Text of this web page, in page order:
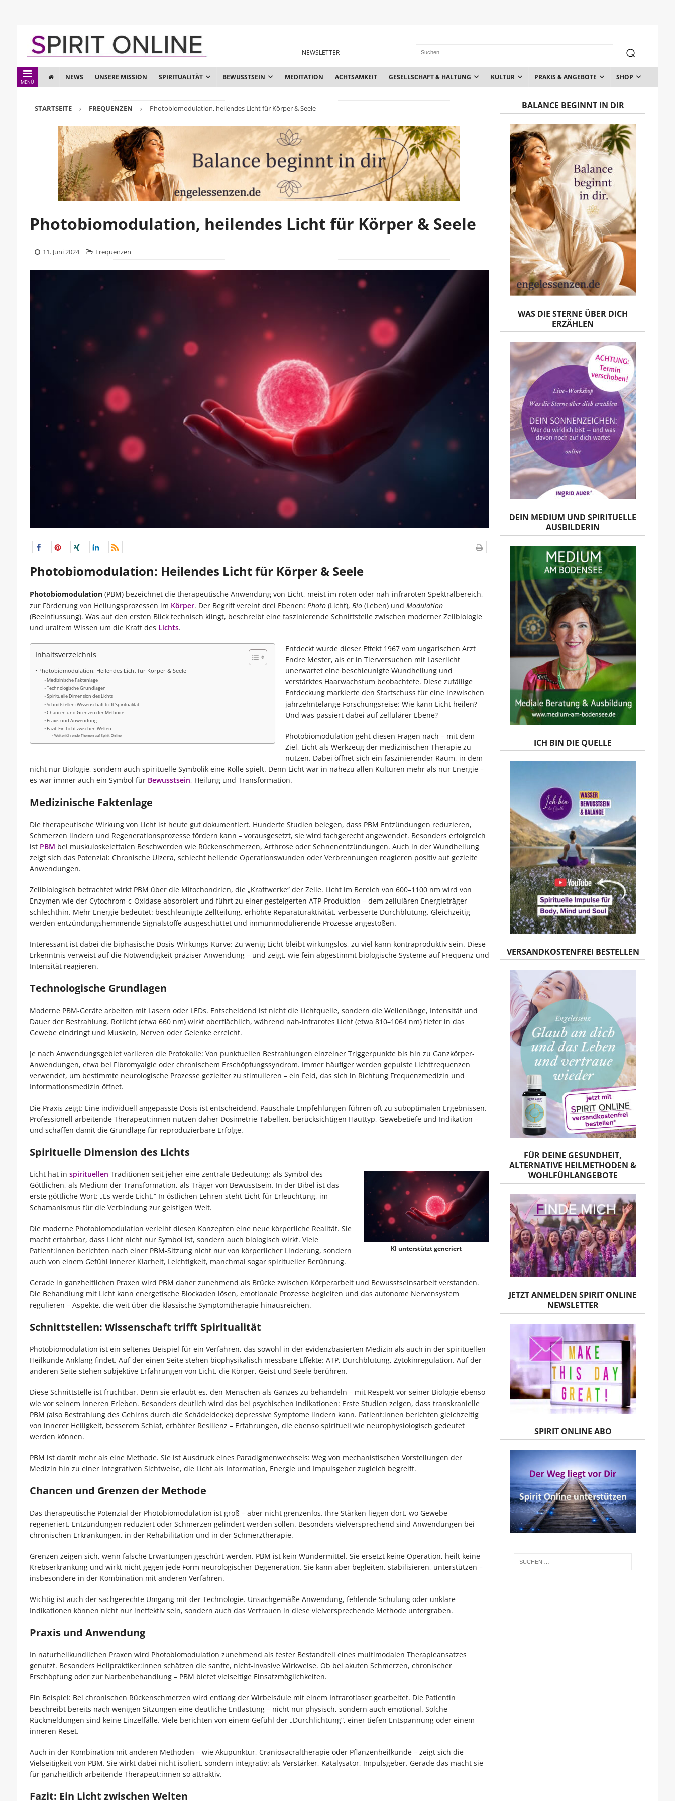
NEWSLETTER
MENÜ
NEWS UNSERE MISSION SPIRITUALITÄT BEWUSSTSEIN MEDITATION ACHTSAMKEIT GESELLSCHAFT & HALTUNG KULTUR PRAXIS & ANGEBOTE SHOP
STARTSEITE FREQUENZEN Photobiomodulation, heilendes Licht für Körper & Seele
Photobiomodulation, heilendes Licht für Körper & Seele
11. Juni 2024 Frequenzen
Photobiomodulation: Heilendes Licht für Körper & Seele
Photobiomodulation(PBM) bezeichnet die therapeutische Anwendung von Licht, meist im roten oder nah-infraroten Spektralbereich,
zur Förderung von Heilungsprozessen im Körper. Der Begriff vereint drei Ebenen: Photo(Licht), Bio(Leben) und Modulation
(Beeinflussung). Was auf den ersten Blick technisch klingt, beschreibt eine faszinierende Schnittstelle zwischen moderner Zellbiologie
und uraltem Wissen um die Kraft des Lichts.
Inhaltsverzeichnis
Photobiomodulation: Heilendes Licht für Körper & Seele
Medizinische Faktenlage
Technologische Grundlagen
Spirituelle Dimension des Lichts
Schnittstellen: Wissenschaft trifft Spiritualität
Chancen und Grenzen der Methode
Praxis und Anwendung
Fazit: Ein Licht zwischen Welten
Weiterführende Themen auf Spirit Online
Entdeckt wurde dieser Effekt 1967 vom ungarischen Arzt
Endre Mester, als er in Tierversuchen mit Laserlicht
unerwartet eine beschleunigte Wundheilung und
verstärktes Haarwachstum beobachtete. Diese zufällige
Entdeckung markierte den Startschuss für eine inzwischen
jahrzehntelange Forschungsreise: Wie kann Licht heilen?
Und was passiert dabei auf zellulärer Ebene?
Photobiomodulation geht diesen Fragen nach – mit dem
Ziel, Licht als Werkzeug der medizinischen Therapie zu
nutzen. Dabei öffnet sich ein faszinierender Raum, in dem
nicht nur Biologie, sondern auch spirituelle Symbolik eine Rolle spielt. Denn Licht war in nahezu allen Kulturen mehr als nur Energie –
es war immer auch ein Symbol für Bewusstsein, Heilung und Transformation.
Medizinische Faktenlage
Die therapeutische Wirkung von Licht ist heute gut dokumentiert. Hunderte Studien belegen, dass PBM Entzündungen reduzieren,
Schmerzen lindern und Regenerationsprozesse fördern kann – vorausgesetzt, sie wird fachgerecht angewendet. Besonders erfolgreich
ist PBM bei muskuloskelettalen Beschwerden wie Rückenschmerzen, Arthrose oder Sehnenentzündungen. Auch in der Wundheilung
zeigt sich das Potenzial: Chronische Ulzera, schlecht heilende Operationswunden oder Verbrennungen reagieren positiv auf gezielte
Anwendungen.
Zellbiologisch betrachtet wirkt PBM über die Mitochondrien, die „Kraftwerke“ der Zelle. Licht im Bereich von 600–1100 nm wird von
Enzymen wie der Cytochrom-c-Oxidase absorbiert und führt zu einer gesteigerten ATP-Produktion – dem zellulären Energieträger
schlechthin. Mehr Energie bedeutet: beschleunigte Zellteilung, erhöhte Reparaturaktivität, verbesserte Durchblutung. Gleichzeitig
werden entzündungshemmende Signalstoffe ausgeschüttet und immunmodulierende Prozesse angestoßen.
Interessant ist dabei die biphasische Dosis-Wirkungs-Kurve: Zu wenig Licht bleibt wirkungslos, zu viel kann kontraproduktiv sein. Diese
Erkenntnis verweist auf die Notwendigkeit präziser Anwendung – und zeigt, wie fein abgestimmt biologische Systeme auf Frequenz und
Intensität reagieren.
Technologische Grundlagen
Moderne PBM-Geräte arbeiten mit Lasern oder LEDs. Entscheidend ist nicht die Lichtquelle, sondern die Wellenlänge, Intensität und
Dauer der Bestrahlung. Rotlicht (etwa 660 nm) wirkt oberflächlich, während nah-infrarotes Licht (etwa 810–1064 nm) tiefer in das
Gewebe eindringt und Muskeln, Nerven oder Gelenke erreicht.
Je nach Anwendungsgebiet variieren die Protokolle: Von punktuellen Bestrahlungen einzelner Triggerpunkte bis hin zu Ganzkörper-
Anwendungen, etwa bei Fibromyalgie oder chronischem Erschöpfungssyndrom. Immer häufiger werden gepulste Lichtfrequenzen
verwendet, um bestimmte neurologische Prozesse gezielter zu stimulieren – ein Feld, das sich in Richtung Frequenzmedizin und
Informationsmedizin öffnet.
Die Praxis zeigt: Eine individuell angepasste Dosis ist entscheidend. Pauschale Empfehlungen führen oft zu suboptimalen Ergebnissen.
Professionell arbeitende Therapeut:innen nutzen daher Dosimetrie-Tabellen, berücksichtigen Hauttyp, Gewebetiefe und Indikation –
und schaffen damit die Grundlage für reproduzierbare Erfolge.
Spirituelle Dimension des Lichts
KI unterstützt generiert
Licht hat in spirituellen Traditionen seit jeher eine zentrale Bedeutung: als Symbol des
Göttlichen, als Medium der Transformation, als Träger von Bewusstsein. In der Bibel ist das
erste göttliche Wort: „Es werde Licht.“ In östlichen Lehren steht Licht für Erleuchtung, im
Schamanismus für die Verbindung zur geistigen Welt.
Die moderne Photobiomodulation verleiht diesen Konzepten eine neue körperliche Realität. Sie
macht erfahrbar, dass Licht nicht nur Symbol ist, sondern auch biologisch wirkt. Viele
Patient:innen berichten nach einer PBM-Sitzung nicht nur von körperlicher Linderung, sondern
auch von einem Gefühl innerer Klarheit, Leichtigkeit, manchmal sogar spiritueller Berührung.
Gerade in ganzheitlichen Praxen wird PBM daher zunehmend als Brücke zwischen Körperarbeit und Bewusstseinsarbeit verstanden.
Die Behandlung mit Licht kann energetische Blockaden lösen, emotionale Prozesse begleiten und das autonome Nervensystem
regulieren – Aspekte, die weit über die klassische Symptomtherapie hinausreichen.
Schnittstellen: Wissenschaft trifft Spiritualität
Photobiomodulation ist ein seltenes Beispiel für ein Verfahren, das sowohl in der evidenzbasierten Medizin als auch in der spirituellen
Heilkunde Anklang findet. Auf der einen Seite stehen biophysikalisch messbare Effekte: ATP, Durchblutung, Zytokinregulation. Auf der
anderen Seite stehen subjektive Erfahrungen von Licht, die Körper, Geist und Seele berühren.
Diese Schnittstelle ist fruchtbar. Denn sie erlaubt es, den Menschen als Ganzes zu behandeln – mit Respekt vor seiner Biologie ebenso
wie vor seinem inneren Erleben. Besonders deutlich wird das bei psychischen Indikationen: Erste Studien zeigen, dass transkranielle
PBM (also Bestrahlung des Gehirns durch die Schädeldecke) depressive Symptome lindern kann. Patient:innen berichten gleichzeitig
von innerer Helligkeit, besserem Schlaf, erhöhter Resilienz – Erfahrungen, die ebenso spirituell wie neurophysiologisch gedeutet
werden können.
PBM ist damit mehr als eine Methode. Sie ist Ausdruck eines Paradigmenwechsels: Weg von mechanistischen Vorstellungen der
Medizin hin zu einer integrativen Sichtweise, die Licht als Information, Energie und Impulsgeber zugleich begreift.
Chancen und Grenzen der Methode
Das therapeutische Potenzial der Photobiomodulation ist groß – aber nicht grenzenlos. Ihre Stärken liegen dort, wo Gewebe
regeneriert, Entzündungen reduziert oder Schmerzen gelindert werden sollen. Besonders vielversprechend sind Anwendungen bei
chronischen Erkrankungen, in der Rehabilitation und in der Schmerztherapie.
Grenzen zeigen sich, wenn falsche Erwartungen geschürt werden. PBM ist kein Wundermittel. Sie ersetzt keine Operation, heilt keine
Krebserkrankung und wirkt nicht gegen jede Form neurologischer Degeneration. Sie kann aber begleiten, stabilisieren, unterstützen –
insbesondere in der Kombination mit anderen Verfahren.
Wichtig ist auch der sachgerechte Umgang mit der Technologie. Unsachgemäße Anwendung, fehlende Schulung oder unklare
Indikationen können nicht nur ineffektiv sein, sondern auch das Vertrauen in diese vielversprechende Methode untergraben.
Praxis und Anwendung
In naturheilkundlichen Praxen wird Photobiomodulation zunehmend als fester Bestandteil eines multimodalen Therapieansatzes
genutzt. Besonders Heilpraktiker:innen schätzen die sanfte, nicht-invasive Wirkweise. Ob bei akuten Schmerzen, chronischer
Erschöpfung oder zur Narbenbehandlung – PBM bietet vielseitige Einsatzmöglichkeiten.
Ein Beispiel: Bei chronischen Rückenschmerzen wird entlang der Wirbelsäule mit einem Infrarotlaser gearbeitet. Die Patientin
beschreibt bereits nach wenigen Sitzungen eine deutliche Entlastung – nicht nur physisch, sondern auch emotional. Solche
Rückmeldungen sind keine Einzelfälle. Viele berichten von einem Gefühl der „Durchlichtung“, einer tiefen Entspannung oder einem
inneren Reset.
Auch in der Kombination mit anderen Methoden – wie Akupunktur, Craniosacraltherapie oder Pflanzenheilkunde – zeigt sich die
Vielseitigkeit von PBM. Sie wirkt dabei nicht isoliert, sondern integrativ: als Verstärker, Katalysator, Impulsgeber. Gerade das macht sie
für ganzheitlich arbeitende Therapeut:innen so attraktiv.
Fazit: Ein Licht zwischen Welten
BALANCE BEGINNT IN DIR
WAS DIE STERNE ÜBER DICH
ERZÄHLEN
DEIN MEDIUM UND SPIRITUELLE
AUSBILDERIN
ICH BIN DIE QUELLE
VERSANDKOSTENFREI BESTELLEN
FÜR DEINE GESUNDHEIT,
ALTERNATIVE HEILMETHODEN &
WOHLFÜHLANGEBOTE
JETZT ANMELDEN SPIRIT ONLINE
NEWSLETTER
SPIRIT ONLINE ABO